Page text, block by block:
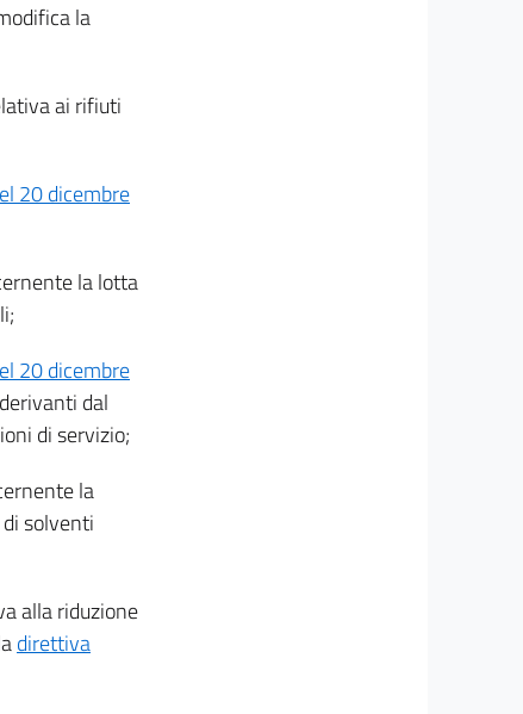
la
ai rifiuti
20 dicembre
la lotta
20 dicembre
dal
di servizio;
la
solventi
alla riduzione
direttiva